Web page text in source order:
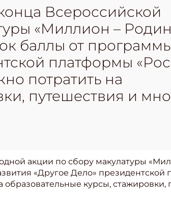
Всероссийской
«Миллион –
баллы от
платформы
потратить на
путешествия и
акции по сбору макулатуры
«Другое Дело» президентской
курсы, стажировки,